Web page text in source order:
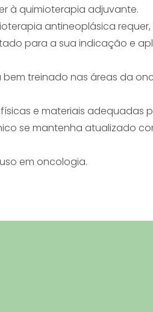
à quimioterapia adjuvante.
antineoplásica
para a sua indicação e
bem treinado nas áreas da
e materiais adequadas
se mantenha atualizado
em oncologia.